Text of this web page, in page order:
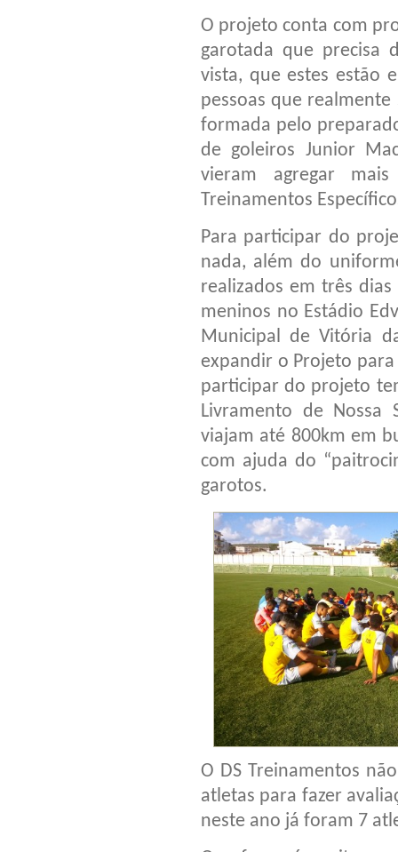
O projeto conta com
garotada que precisa
vista, que estes estão
pessoas que
formada pelo
de goleiros Junior
vieram agregar
Treinamentos
Para participar do
nada, além do
realizados em três
meninos no Estádio
Municipal de Vitória
expandir o Projeto
participar do projeto
Livramento de Nossa
viajam até 800km em
com ajuda do
garotos.
O DS Treinamentos
atletas para fazer
neste ano já foram 7